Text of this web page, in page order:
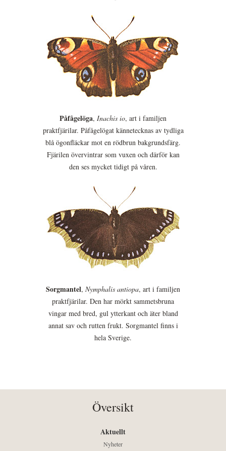
Påfågelöga, Inachis io, art i familjen
praktfjärilar. Påfågelögat kännetecknas av tydliga
blå ögonfläckar mot en rödbrun bakgrundsfärg.
Fjärilen övervintrar som vuxen och därför kan
den ses mycket tidigt på våren.
Sorgmantel, Nymphalis antiopa, art i familjen
praktfjärilar. Den har mörkt sammetsbruna
vingar med bred, gul ytterkant och äter bland
annat sav och rutten frukt. Sorgmantel finns i
hela Sverige.
Översikt
Aktuellt
Nyheter